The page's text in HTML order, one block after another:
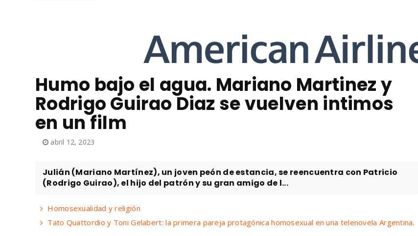
Humo bajo el agua. Mariano Martinez y
Rodrigo Guirao Diaz se vuelven intimos
en un film
abril 12, 2023
Julián (Mariano Martínez), un joven peón de estancia, se reencuentra con Patricio
(Rodrigo Guirao), el hijo del patrón y su gran amigo de l...
Homosexualidad y religión
Tato Quattordio y Toni Gelabert: la primera pareja protagónica homosexual en una telenovela Argentina.